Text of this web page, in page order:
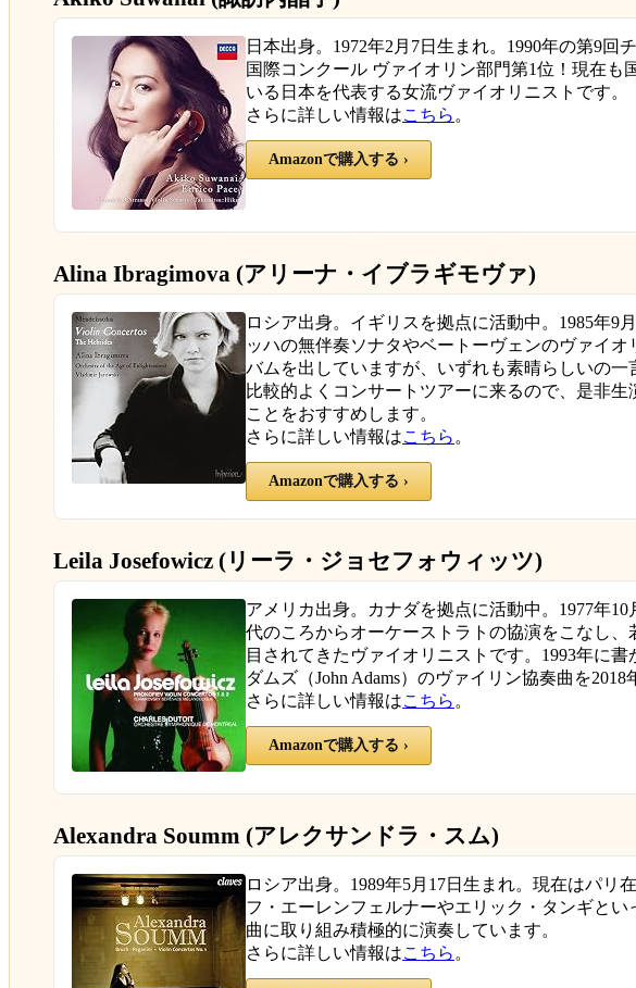
日本出身。1972年2月7日生まれ。1990年の第9回
国際コンクール ヴァイオリン部門第1位！現在も
いる日本を代表する女流ヴァイオリニストです。
さらに詳しい情報はこちら 。
Amazonで購入する ›
Alina Ibragimova (アリーナ・イブラギモヴァ)
ロシア出身。イギリスを拠点に活動中。1985年9
ッハの無伴奏ソナタやベートーヴェンのヴァイオ
バムを出していますが、いずれも素晴らしいの一
比較的よくコンサートツアーに来るので、是非生
ことをおすすめします。
さらに詳しい情報はこちら 。
Amazonで購入する ›
Leila Josefowicz (リーラ・ジョセフォウィッツ)
アメリカ出身。カナダを拠点に活動中。1977年10
代のころからオーケーストラトの協演をこなし、
目されてきたヴァイオリニストです。1993年に書
ダムズ（John Adams）のヴァイリン協奏曲を2018
さらに詳しい情報はこちら 。
Amazonで購入する ›
Alexandra Soumm (アレクサンドラ・スム)
ロシア出身。1989年5月17日生まれ。現在はパリ
フ・エーレンフェルナーやエリック・タンギとい
曲に取り組み積極的に演奏しています。
さらに詳しい情報はこちら 。